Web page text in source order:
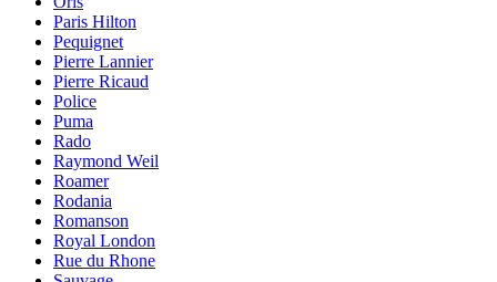
Paris Hilton
Pequignet
Pierre Lannier
Pierre Ricaud
Police
Puma
Rado
Raymond Weil
Roamer
Rodania
Romanson
Royal London
Rue du Rhone